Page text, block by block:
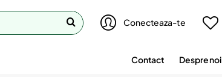
Conecteaza-te
Contact Despre noi